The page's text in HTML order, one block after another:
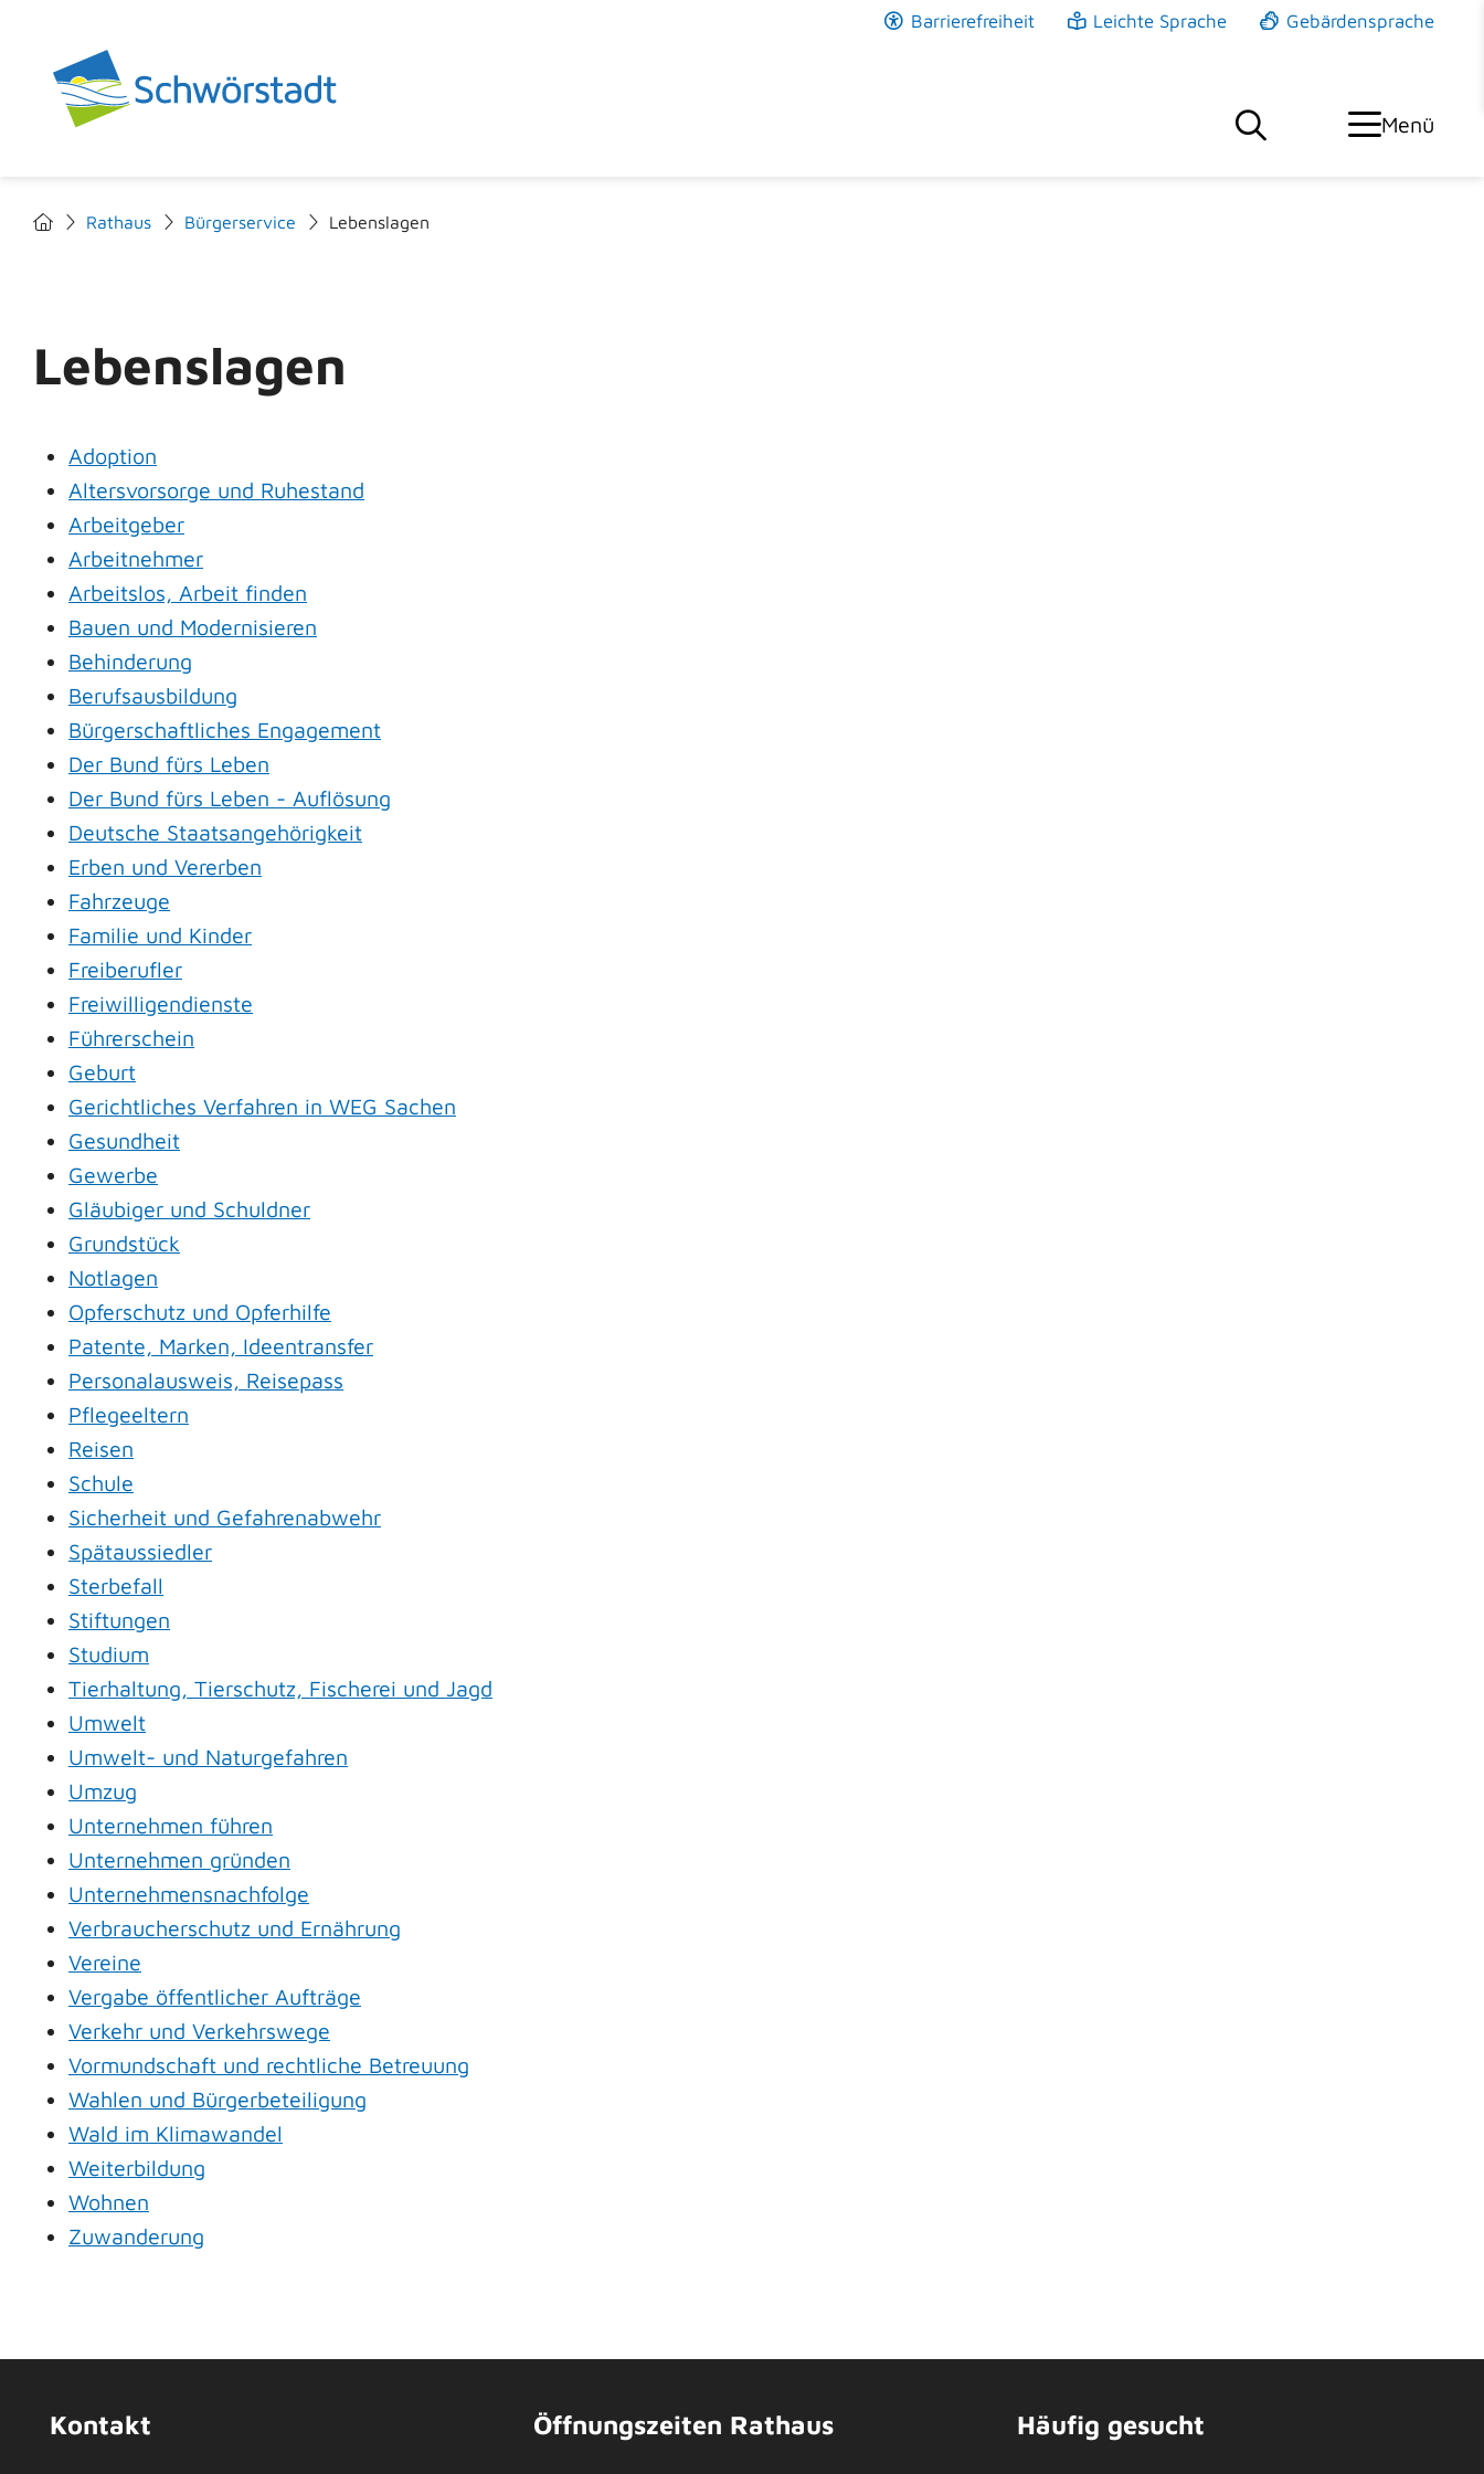
Barrierefreiheit Leichte Sprache Gebärdensprache
Menü
Rathaus Bürgerservice Lebenslagen
Lebenslagen
Adoption
Altersvorsorge und Ruhestand
Arbeitgeber
Arbeitnehmer
Arbeitslos, Arbeit finden
Bauen und Modernisieren
Behinderung
Berufsausbildung
Bürgerschaftliches Engagement
Der Bund fürs Leben
Der Bund fürs Leben - Auflösung
Deutsche Staatsangehörigkeit
Erben und Vererben
Fahrzeuge
Familie und Kinder
Freiberufler
Freiwilligendienste
Führerschein
Geburt
Gerichtliches Verfahren in WEG Sachen
Gesundheit
Gewerbe
Gläubiger und Schuldner
Grundstück
Notlagen
Opferschutz und Opferhilfe
Patente, Marken, Ideentransfer
Personalausweis, Reisepass
Pflegeeltern
Reisen
Schule
Sicherheit und Gefahrenabwehr
Spätaussiedler
Sterbefall
Stiftungen
Studium
Tierhaltung, Tierschutz, Fischerei und Jagd
Umwelt
Umwelt- und Naturgefahren
Umzug
Unternehmen führen
Unternehmen gründen
Unternehmensnachfolge
Verbraucherschutz und Ernährung
Vereine
Vergabe öffentlicher Aufträge
Verkehr und Verkehrswege
Vormundschaft und rechtliche Betreuung
Wahlen und Bürgerbeteiligung
Wald im Klimawandel
Weiterbildung
Wohnen
Zuwanderung
Kontakt Öffnungszeiten Rathaus Häufig gesucht